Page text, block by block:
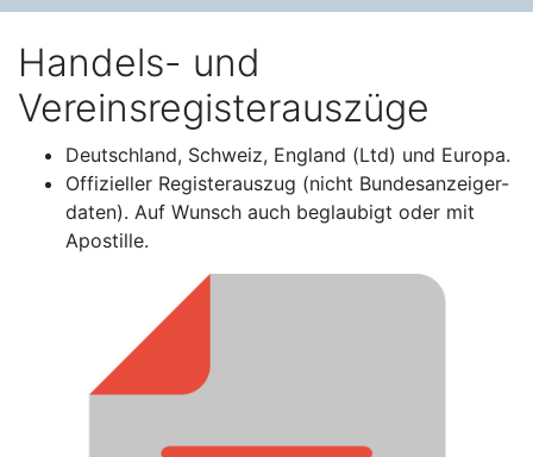
Handels- und
Vereinsregisterauszüge
Deutschland, Schweiz, England (Ltd) und Europa.
Offizieller Registerauszug (nicht Bundesanzeiger-
daten). Auf Wunsch auch beglaubigt oder mit
Apostille.